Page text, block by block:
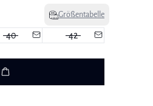
Größentabelle
40
42